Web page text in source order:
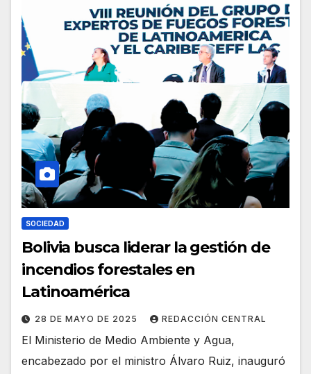
SOCIEDAD
Bolivia busca liderar la gestión de
incendios forestales en
Latinoamérica
28 DE MAYO DE 2025 REDACCIÓN CENTRAL
El Ministerio de Medio Ambiente y Agua,
encabezado por el ministro Álvaro Ruiz, inauguró